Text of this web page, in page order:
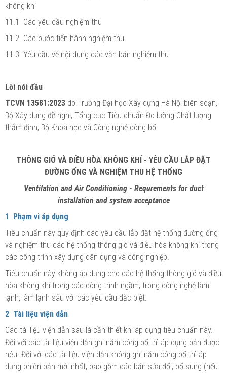
không khí
11.1 Các yêu cầu nghiệm thu
11.2 Các bước tiến hành nghiệm thu
11.3 Yêu cầu về nội dung các văn bản nghiệm thu
Lời nói đầu
TCVN 13581:2023 do Trường Đại học Xây dựng Hà Nội biên soạn,
Bộ Xây dựng đề nghị, Tổng cục Tiêu chuẩn Đo lường Chất lượng
thẩm định, Bộ Khoa học và Công nghệ công bố.
THÔNG GIÓ VÀ ĐIỀU HÒA KHÔNG KHÍ - YÊU CẦU LẮP ĐẶT
ĐƯỜNG ỐNG VÀ NGHIỆM THU HỆ THỐNG
Ventilation and Air Conditioning - Requrements for duct
installation and system acceptance
1 Phạm vi áp dụng
Tiêu chuẩn này quy định các yêu cầu lắp đặt hệ thống đường ống
và nghiệm thu các hệ thống thông gió và điều hòa không khí trong
các công trình xây dựng dân dụng và công nghiệp.
Tiêu chuẩn này không áp dụng cho các hệ thống thông gió và điều
hòa không khí trong các công trình ngầm, trong công nghệ làm
lạnh, làm lạnh sâu với các yêu cầu đặc biệt.
2 Tài liệu viện dẫn
Các tài liệu viện dẫn sau là cần thiết khi áp dụng tiêu chuẩn này.
Đối với các tài liệu viện dẫn ghi năm công bố thì áp dụng bản được
nêu. Đối với các tài liệu viện dẫn không ghi năm công bố thì áp
dụng phiên bản mới nhất, bao gồm các bản sửa đổi, bổ sung (nếu